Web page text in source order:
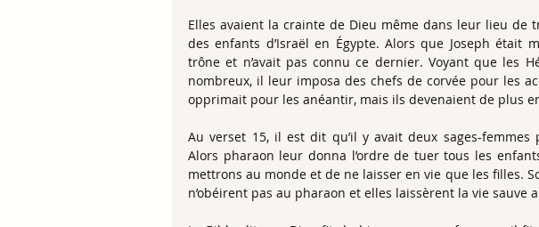
Elles avaient la crainte de Dieu même dans leur lieu de
des enfants d’Israël en Égypte. Alors que Joseph était
trône et n’avait pas connu ce dernier. Voyant que les
nombreux, il leur imposa des chefs de corvée pour les
opprimait pour les anéantir, mais ils devenaient de plus
Au verset 15, il est dit qu’il y avait deux sages-femmes
Alors pharaon leur donna l’ordre de tuer tous les
mettrons au monde et de ne laisser en vie que les filles.
n’obéirent pas au pharaon et elles laissèrent la vie sauve